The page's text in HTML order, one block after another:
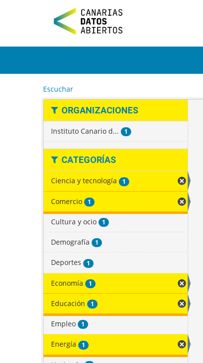
t
Escuchar
ORGANIZACIONES
Instituto Canario d... 1
CATEGORÍAS
Ciencia y tecnología 1
Comercio 1
Cultura y ocio 1
Demografía 1
Deportes 1
Economía 1
Educación 1
Empleo 1
Energía 1